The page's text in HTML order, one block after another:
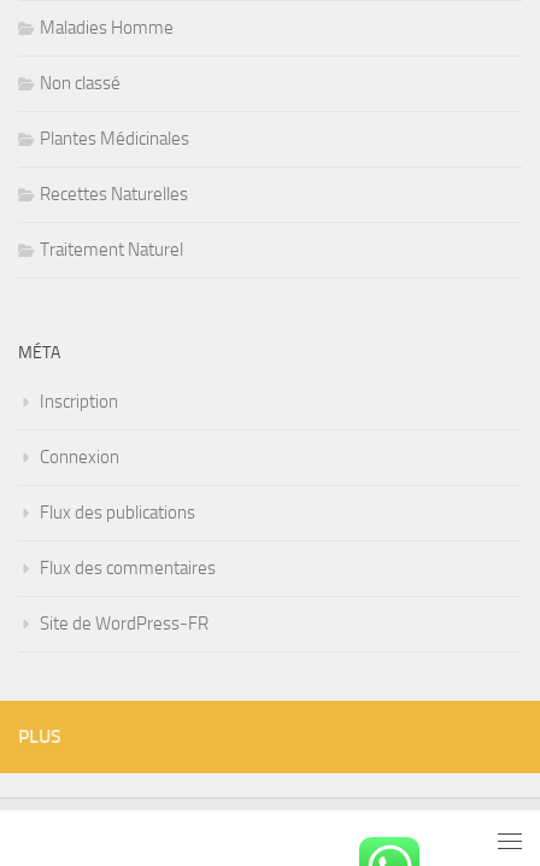
Maladies Homme
Non classé
Plantes Médicinales
Recettes Naturelles
Traitement Naturel
MÉTA
Inscription
Connexion
Flux des publications
Flux des commentaires
Site de WordPress-FR
PLUS